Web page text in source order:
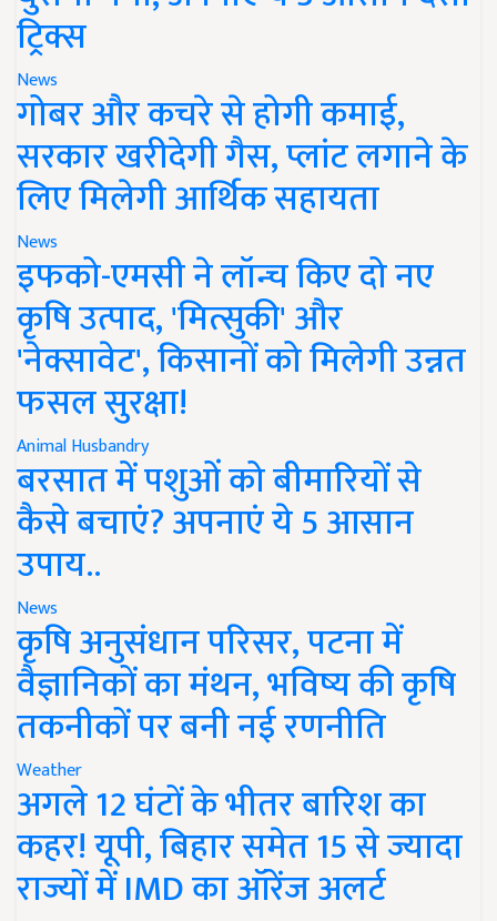
ट्रिक्स
News
गोबर और कचरे से होगी कमाई,
सरकार खरीदेगी गैस, प्लांट लगाने के
लिए मिलेगी आर्थिक सहायता
News
इफको-एमसी ने लॉन्च किए दो नए
कृषि उत्पाद, 'मित्सुकी' और
'नेक्सावेट', किसानों को मिलेगी उन्नत
फसल सुरक्षा!
Animal Husbandry
बरसात में पशुओं को बीमारियों से
कैसे बचाएं? अपनाएं ये 5 आसान
उपाय..
News
कृषि अनुसंधान परिसर, पटना में
वैज्ञानिकों का मंथन, भविष्य की कृषि
तकनीकों पर बनी नई रणनीति
Weather
अगले 12 घंटों के भीतर बारिश का
कहर! यूपी, बिहार समेत 15 से ज्यादा
राज्यों में IMD का ऑरेंज अलर्ट